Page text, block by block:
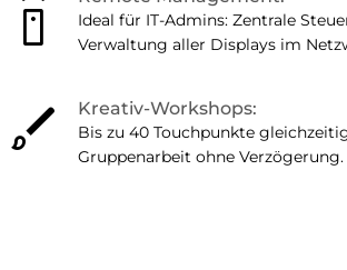
settings_remote
Ideal für IT-Admins: Zentrale
Verwaltung aller Displays im
brush Kreativ-Workshops:
Bis zu 40 Touchpunkte
Gruppenarbeit ohne Verzögerung.